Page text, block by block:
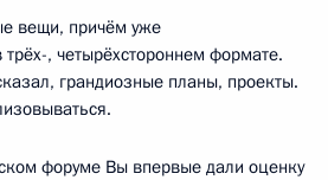
вещи, причём уже
, четырёхстороннем формате.
грандиозные планы, проекты.
форуме Вы впервые дали оценку